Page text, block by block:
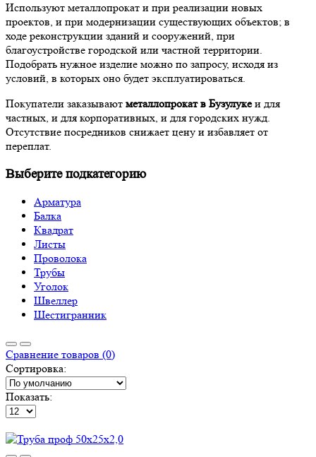
Используют металлопрокат и при реализации новых
проектов, и при модернизации существующих объектов; в
ходе реконструкции зданий и сооружений, при
благоустройстве городской или частной территории.
Подобрать нужное изделие можно по запросу, исходя из
условий, в которых оно будет эксплуатироваться.
Покупатели заказывают металлопрокат в Бузулукеи для
частных, и для корпоративных, и для городских нужд.
Отсутствие посредников снижает цену и избавляет от
переплат.
Выберите подкатегорию
Арматура
Балка
Квадрат
Листы
Проволока
Трубы
Уголок
Швеллер
Шестигранник
Сравнение товаров (0)
Сортировка:
Показать: